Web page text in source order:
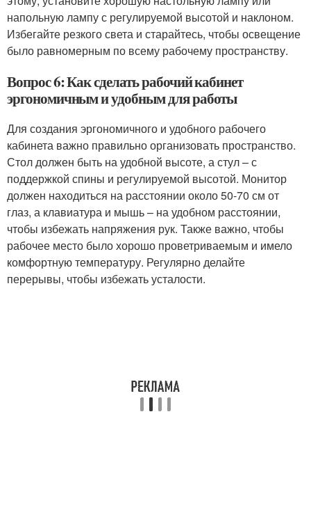
напольную лампу с регулируемой высотой и наклоном.
Избегайте резкого света и старайтесь, чтобы освещение
было равномерным по всему рабочему пространству.
Вопрос 6: Как сделать рабочий кабинет
эргономичным и удобным для работы
Для создания эргономичного и удобного рабочего
кабинета важно правильно организовать пространство.
Стол должен быть на удобной высоте, а стул – с
поддержкой спины и регулируемой высотой. Монитор
должен находиться на расстоянии около 50-70 см от
глаз, а клавиатура и мышь – на удобном расстоянии,
чтобы избежать напряжения рук. Также важно, чтобы
рабочее место было хорошо проветриваемым и имело
комфортную температуру. Регулярно делайте
перерывы, чтобы избежать усталости.